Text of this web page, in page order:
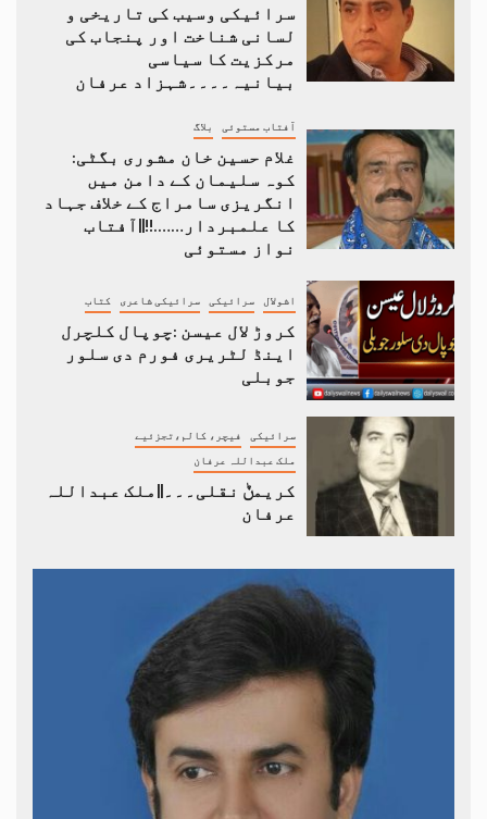
سرائیکی وسیب کی تاریخی و
لسانی شناخت اور پنجاب کی
مرکزیت کا سیاسی
بیانیہ۔۔۔۔شہزاد عرفان
آفتاب مستوئی بلاگ
غلام حسین خان مشوری بگٹی:
کوہ سلیمان کے دامن میں
انگریزی سامراج کے خلاف جہاد
کا علمبردار…….!!||آفتاب
نواز مستوئی
اشولال سرائیکی سرائیکی شاعری کتاب
کروڑ لال عیسن :چوپال کلچرل
اینڈ لٹریری فورم دی سلور
جوبلی
سرائیکی فیچر، کالم،تجزئیے
ملک عبداللہ عرفان
کریمݨ نقلی۔۔۔||ملک عبداللہ
عرفان